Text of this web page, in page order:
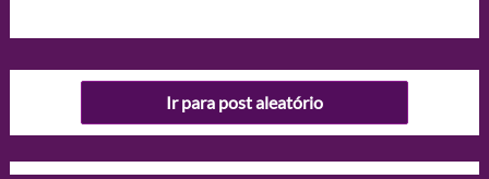
Ir para post aleatório